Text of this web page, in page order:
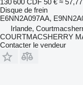
130 600 CDF 50 € ≈
Disque de frein
E6NN2A097AA,
Irlande,
COURTMACSHERRY
Contacter le vendeur